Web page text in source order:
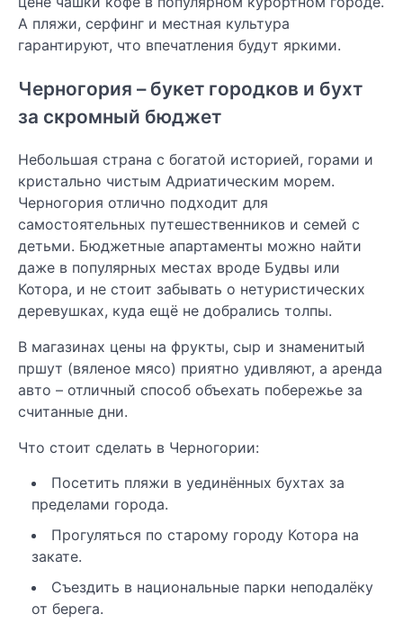
А пляжи, серфинг и местная культура
гарантируют, что впечатления будут яркими.
Черногория – букет городков и бухт
за скромный бюджет
Небольшая страна с богатой историей, горами и
кристально чистым Адриатическим морем.
Черногория отлично подходит для
самостоятельных путешественников и семей с
детьми. Бюджетные апартаменты можно найти
даже в популярных местах вроде Будвы или
Котора, и не стоит забывать о нетуристических
деревушках, куда ещё не добрались толпы.
В магазинах цены на фрукты, сыр и знаменитый
пршут (вяленое мясо) приятно удивляют, а аренда
авто – отличный способ объехать побережье за
считанные дни.
Что стоит сделать в Черногории:
Посетить пляжи в уединённых бухтах за
пределами города.
Прогуляться по старому городу Котора на
закате.
Съездить в национальные парки неподалёку
от берега.